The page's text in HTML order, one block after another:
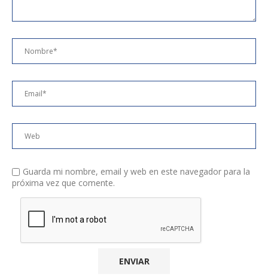
Guarda mi nombre, email y web en este navegador para la
próxima vez que comente.